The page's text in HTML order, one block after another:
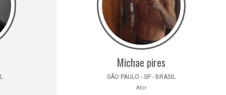
Michae pires
SÃO PAULO - SP - BRASIL
Ator